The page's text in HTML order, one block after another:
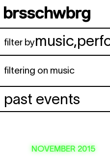
Spring naar hoofdinhoud
filter bymusic,
filtering on music
past events
NOVEMBER 2015